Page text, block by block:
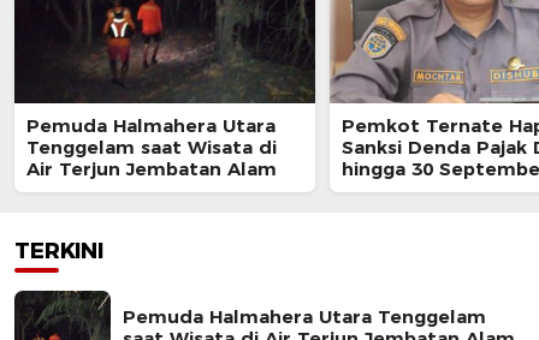
Pemuda Halmahera Utara
Tenggelam saat Wisata di
Air Terjun Jembatan Alam
Pemkot Ternate
Sanksi Denda Pajak
hingga 30
TERKINI
Pemuda Halmahera Utara Tenggelam